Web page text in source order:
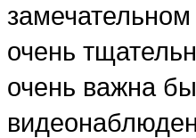
очень
очень важна